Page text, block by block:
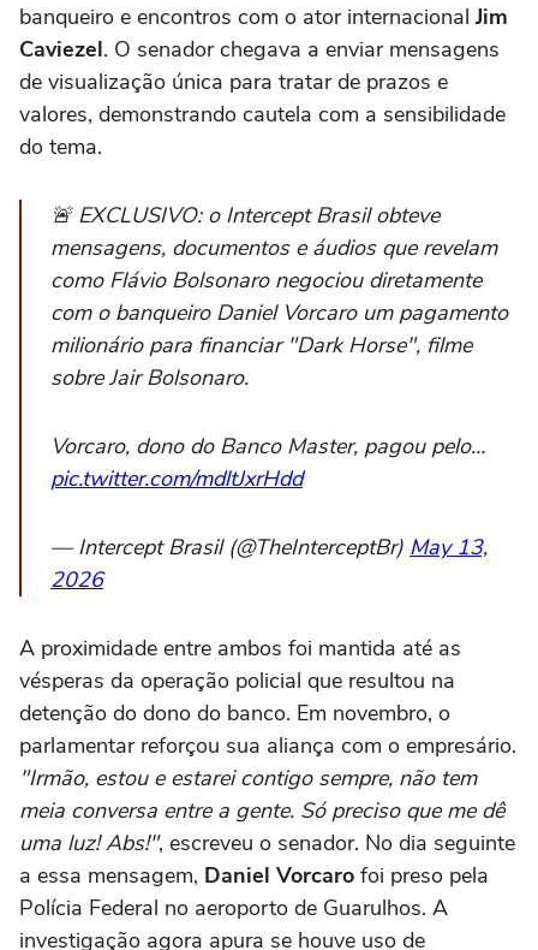
banqueiro e encontros com o ator internacional Jim
Caviezel. O senador chegava a enviar mensagens
de visualização única para tratar de prazos e
valores, demonstrando cautela com a sensibilidade
do tema.
🚨 EXCLUSIVO: o Intercept Brasil obteve
mensagens, documentos e áudios que revelam
como Flávio Bolsonaro negociou diretamente
com o banqueiro Daniel Vorcaro um pagamento
milionário para financiar "Dark Horse", filme
sobre Jair Bolsonaro.
Vorcaro, dono do Banco Master, pagou pelo…
pic.twitter.com/mdltJxrHdd
— Intercept Brasil (@TheInterceptBr) May 13,
2026
A proximidade entre ambos foi mantida até as
vésperas da operação policial que resultou na
detenção do dono do banco. Em novembro, o
parlamentar reforçou sua aliança com o empresário.
"Irmão, estou e estarei contigo sempre, não tem
meia conversa entre a gente. Só preciso que me dê
uma luz! Abs!", escreveu o senador. No dia seguinte
a essa mensagem, Daniel Vorcaro foi preso pela
Polícia Federal no aeroporto de Guarulhos. A
investigação agora apura se houve uso de